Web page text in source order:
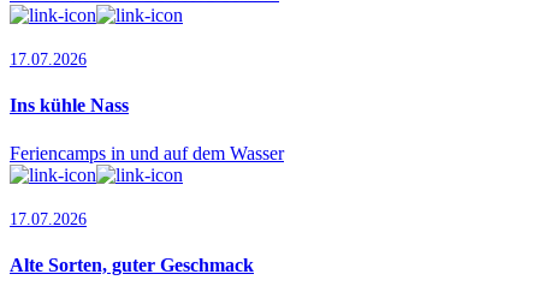
17.07.2026
Ins kühle Nass
Feriencamps in und auf dem Wasser
17.07.2026
Alte Sorten, guter Geschmack